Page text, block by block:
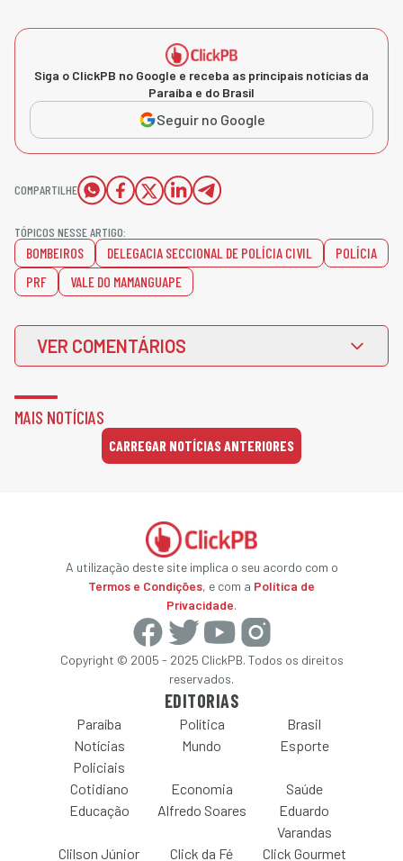
Siga o ClickPB no Google e receba as principais notícias da
Paraíba e do Brasil
Seguir no Google
COMPARTILHE
TÓPICOS NESSE ARTIGO:
BOMBEIROS DELEGACIA SECCIONAL DE POLÍCIA CIVIL
POLÍCIA
PRF
VALE DO MAMANGUAPE
VER COMENTÁRIOS
MAIS NOTÍCIAS
CARREGAR NOTÍCIAS ANTERIORES
A utilização deste site implica o seu acordo com o
Termos e Condições, e com a Política de
Privacidade.
Copyright © 2005 - 2025 ClickPB. Todos os direitos
reservados.
EDITORIAS
Paraíba Política
Brasil
Notícias
Policiais
Mundo Esporte
Cotidiano Economia
Saúde
Educação
Alfredo Soares
Eduardo
Varandas
Clilson Júnior
Click da Fé Click Gourmet